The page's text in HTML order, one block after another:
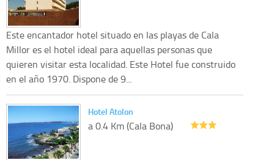
Este encantador hotel situado en las playas de Cala
Millor es el hotel ideal para aquellas personas que
quieren visitar esta localidad. Este Hotel fue construido
en el año 1970. Dispone de 9...
Hotel Atolon
a 0.4 Km (Cala Bona)